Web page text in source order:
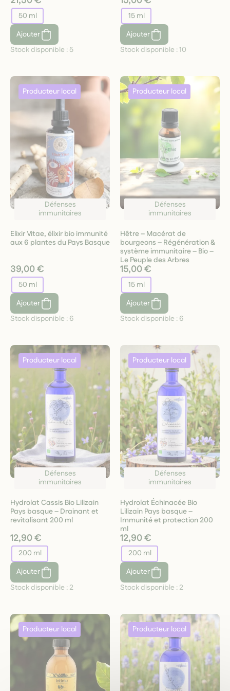
50 ml
Ajouter
Stock disponible : 5
15 ml
Ajouter
Stock disponible :10
Défenses
immunitaires
Elixir Vitae, élixir bio immunité
aux 6 plantes du Pays Basque
39,00 €
50 ml
Ajouter
Stock disponible : 6
Défenses
immunitaires
Hêtre – Macérat de
bourgeons – Régénération &
système immunitaire – Bio –
Le Peuple des Arbres
15,00 €
15 ml
Ajouter
Stock disponible : 6
Défenses
immunitaires
Hydrolat Cassis Bio Lilizain
Pays basque – Drainant et
revitalisant 200 ml
12,90 €
200 ml
Ajouter
Stock disponible : 2
Défenses
immunitaires
Hydrolat Échinacée Bio
Lilizain Pays basque –
Immunité et protection 200
ml
12,90 €
200 ml
Ajouter
Stock disponible : 2